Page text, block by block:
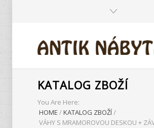
KATALOG ZBOŽÍ
You Are Here:
HOME /KATALOG ZBOŽÍ/
VÁHY S MRAMOROVOU DESKOU +